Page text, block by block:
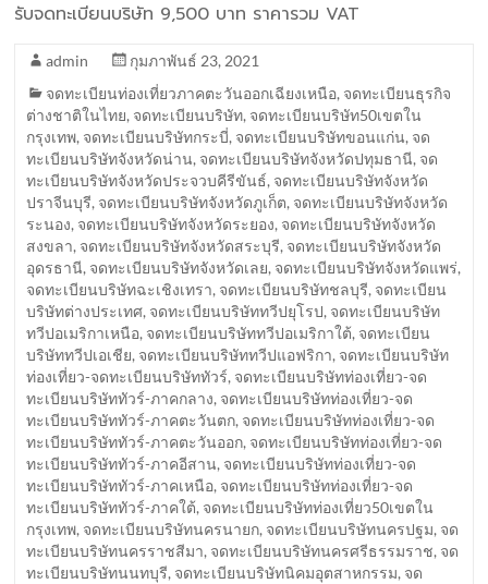
รับจดทะเบียนบริษัท 9,500 บาท ราคารวม VAT
admin
กุมภาพันธ์ 23, 2021
จดทะเบียนท่องเที่ยวภาคตะวันออกเฉียงเหนือ, จดทะเบียนธุรกิจ
ต่างชาติในไทย, จดทะเบียนบริษัท, จดทะเบียนบริษัท50เขตใน
กรุงเทพ, จดทะเบียนบริษัทกระบี่, จดทะเบียนบริษัทขอนแก่น, จด
ทะเบียนบริษัทจังหวัดน่าน, จดทะเบียนบริษัทจังหวัดปทุมธานี, จด
ทะเบียนบริษัทจังหวัดประจวบคีรีขันธ์, จดทะเบียนบริษัทจังหวัด
ปราจีนบุรี, จดทะเบียนบริษัทจังหวัดภูเก็ต, จดทะเบียนบริษัทจังหวัด
ระนอง, จดทะเบียนบริษัทจังหวัดระยอง, จดทะเบียนบริษัทจังหวัด
สงขลา, จดทะเบียนบริษัทจังหวัดสระบุรี, จดทะเบียนบริษัทจังหวัด
อุดรธานี, จดทะเบียนบริษัทจังหวัดเลย, จดทะเบียนบริษัทจังหวัดแพร่,
จดทะเบียนบริษัทฉะเชิงเทรา, จดทะเบียนบริษัทชลบุรี, จดทะเบียน
บริษัทต่างประเทศ, จดทะเบียนบริษัททวีปยุโรป, จดทะเบียนบริษัท
ทวีปอเมริกาเหนือ, จดทะเบียนบริษัททวีปอเมริกาใต้, จดทะเบียน
บริษัททวีปเอเชีย, จดทะเบียนบริษัททวีปแอฟริกา, จดทะเบียนบริษัท
ท่องเที่ยว-จดทะเบียนบริษัททัวร์, จดทะเบียนบริษัทท่องเที่ยว-จด
ทะเบียนบริษัททัวร์-ภาคกลาง, จดทะเบียนบริษัทท่องเที่ยว-จด
ทะเบียนบริษัททัวร์-ภาคตะวันตก, จดทะเบียนบริษัทท่องเที่ยว-จด
ทะเบียนบริษัททัวร์-ภาคตะวันออก, จดทะเบียนบริษัทท่องเที่ยว-จด
ทะเบียนบริษัททัวร์-ภาคอีสาน, จดทะเบียนบริษัทท่องเที่ยว-จด
ทะเบียนบริษัททัวร์-ภาคเหนือ, จดทะเบียนบริษัทท่องเที่ยว-จด
ทะเบียนบริษัททัวร์-ภาคใต้, จดทะเบียนบริษัทท่องเที่ยว50เขตใน
กรุงเทพ, จดทะเบียนบริษัทนครนายก, จดทะเบียนบริษัทนครปฐม, จด
ทะเบียนบริษัทนครราชสีมา, จดทะเบียนบริษัทนครศรีธรรมราช, จด
ทะเบียนบริษัทนนทบุรี, จดทะเบียนบริษัทนิคมอุตสาหกรรม, จด